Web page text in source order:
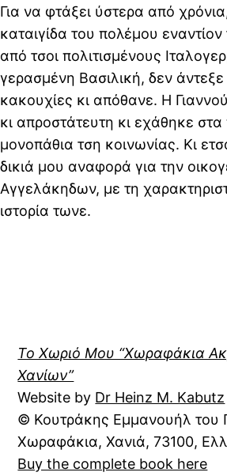
Για να φτάξει ύστερα από
καταιγίδα του πολέμου
από τσοι πολιτισμένους
γερασμένη Βασιλική, δεν άντεξε
κακουχίες κι απόθανε. Η
κι απροστάτευτη κι εχάθηκε
μονοπάθια τση κοινωνίας. Κι
δικιά μου αναφορά για την
Αγγελάκηδων, με τη
ιστορία τωνε.
Το Χωριό Μου “Χωραφάκια
Χανίων”
Website by Dr Heinz M. Kabutz
© Κουτράκης Εμμανουήλ του
Χωραφάκια, Χανιά, 73100,
Buy the complete book here